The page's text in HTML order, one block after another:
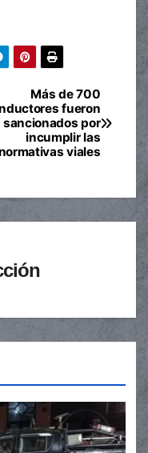
Más de 700
fueron
sancionados por
incumplir las
normativas viales